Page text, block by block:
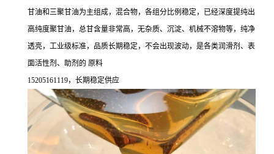
甘油和三聚甘油为主组成，混合物，各组分比例稳定，已经深度提纯出
高纯度聚甘油，总甘含量非常高，无杂质、沉淀、机械不溶物等，纯净
透亮，工业级标准，品质长期稳定，不会出现波动，是各类润滑剂、表
面活性剂、助剂的 原料
15205161119，长期稳定供应